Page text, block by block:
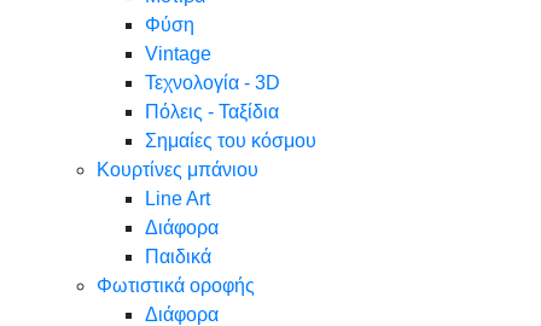
Φύση
Vintage
Τεχνολογία - 3D
Πόλεις - Ταξίδια
Σημαίες του κόσμου
Κουρτίνες μπάνιου
Line Art
Διάφορα
Παιδικά
Φωτιστικά οροφής
Διάφορα